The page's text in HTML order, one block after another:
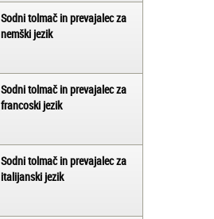
Sodni tolmač in prevajalec za
nemški jezik
Sodni tolmač in prevajalec za
francoski jezik
Sodni tolmač in prevajalec za
italijanski jezik